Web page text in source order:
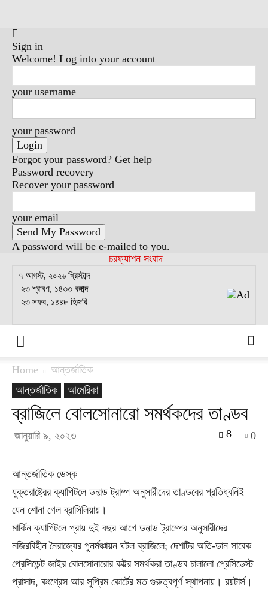
Sign in
Welcome! Log into your account
your username
your password
Forgot your password? Get help
Password recovery
Recover your password
your email
A password will be e-mailed to you.
চরফ্যাশন সংবাদ
৭ আগস্ট, ২০২৬ খ্রিস্টাব্দ
২৩ শ্রাবণ, ১৪৩৩ বঙ্গাব্দ
২৩ সফর, ১৪৪৮ হিজরি
Home
আন্তর্জাতিক
আন্তর্জাতিক
আমেরিকা
ব্রাজিলে বোলসোনারো সমর্থকদের তাণ্ডব
জানুয়ারি ৯, ২০২৩ 0
8
আন্তর্জাতিক ডেস্ক
যুক্তরাষ্ট্রের ক্যাপিটলে ডনাল্ড ট্রাম্প অনুসারীদের তাণ্ডবের প্রতিধ্বনিই
যেন শোনা গেল ব্রাসিলিয়ায়।
মার্কিন ক্যাপিটলে প্রায় দুই বছর আগে ডনাল্ড ট্রাম্পের অনুসারীদের
নজিরবিহীন নৈরাজ্যের পুনর্মঞ্চায়ন ঘটল ব্রাজিলে; দেশটির অতি-ডান সাবেক
প্রেসিডেন্ট জাইর বোলসোনারোর কট্টর সমর্থকরা তাণ্ডব চালালো প্রেসিডেস্ট
প্রাসাদ, কংগ্রেস আর সুপ্রিম কোর্টের মত গুরুত্বপূর্ণ স্থাপনায়। রয়টার্স।